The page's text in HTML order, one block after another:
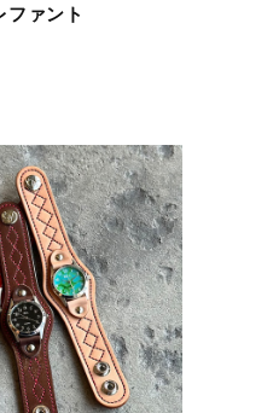
ファント